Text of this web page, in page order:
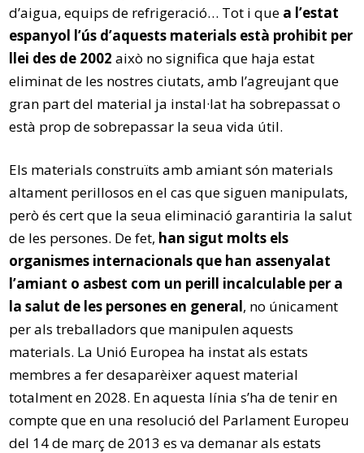
d’aigua, equips de refrigeració… Tot i que a l’estat
espanyol l’ús d’aquests materials està prohibit per
llei des de 2002això no significa que haja estat
eliminat de les nostres ciutats, amb l’agreujant que
gran part del material ja instal·lat ha sobrepassat o
està prop de sobrepassar la seua vida útil.
Els materials construïts amb amiant són materials
altament perillosos en el cas que siguen manipulats,
però és cert que la seua eliminació garantiria la salut
de les persones. De fet, han sigut molts els
organismes internacionals que han assenyalat
l’amiant o asbest com un perill incalculable per a
la salut de les persones en general, no únicament
per als treballadors que manipulen aquests
materials. La Unió Europea ha instat als estats
membres a fer desaparèixer aquest material
totalment en 2028. En aquesta línia s’ha de tenir en
compte que en una resolució del Parlament Europeu
del 14 de març de 2013 es va demanar als estats